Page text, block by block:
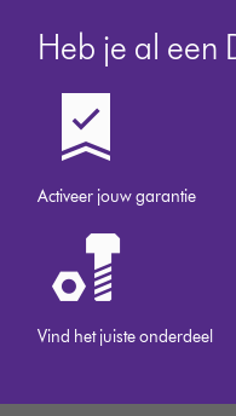
Heb je al een
Activeer jouw garantie
Vind het juiste onderdeel